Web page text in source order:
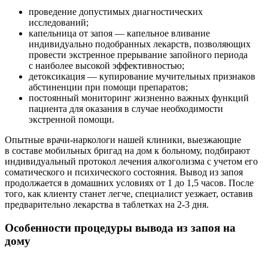
проведение допустимых диагностических
исследований;
капельница от запоя — капельное вливание
индивидуально подобранных лекарств, позволяющих
провести экстренное прерывание запойного периода
с наиболее высокой эффективностью;
детоксикация — купирование мучительных признаков
абстиненции при помощи препаратов;
постоянный мониторинг жизненно важных функций
пациента для оказания в случае необходимости
экстренной помощи.
Опытные врачи-наркологи нашей клиники, выезжающие
в составе мобильных бригад на дом к больному, подбирают
индивидуальный протокол лечения алкоголизма с учетом его
соматического и психического состояния. Вывод из запоя
продолжается в домашних условиях от 1 до 1,5 часов. После
того, как клиенту станет легче, специалист уезжает, оставив
предварительно лекарства в таблетках на 2-3 дня.
Особенности процедуры вывода из запоя на
дому